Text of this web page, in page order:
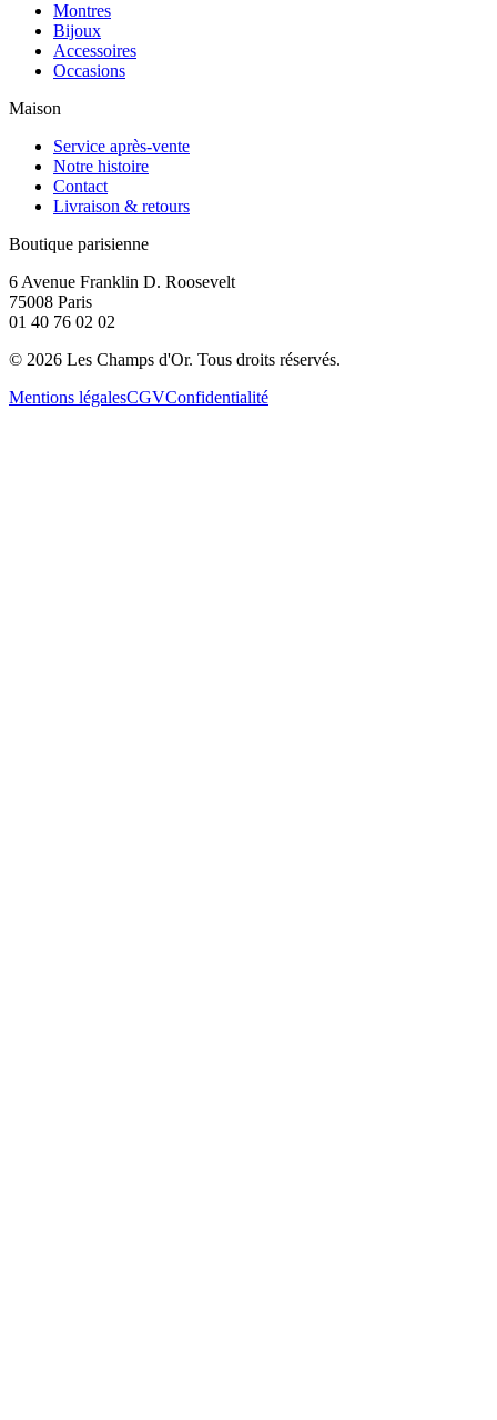
Montres
Bijoux
Accessoires
Occasions
Maison
Service après-vente
Notre histoire
Contact
Livraison & retours
Boutique parisienne
6 Avenue Franklin D. Roosevelt
75008 Paris
01 40 76 02 02
© 2026 Les Champs d'Or. Tous droits réservés.
Mentions légalesCGVConfidentialité